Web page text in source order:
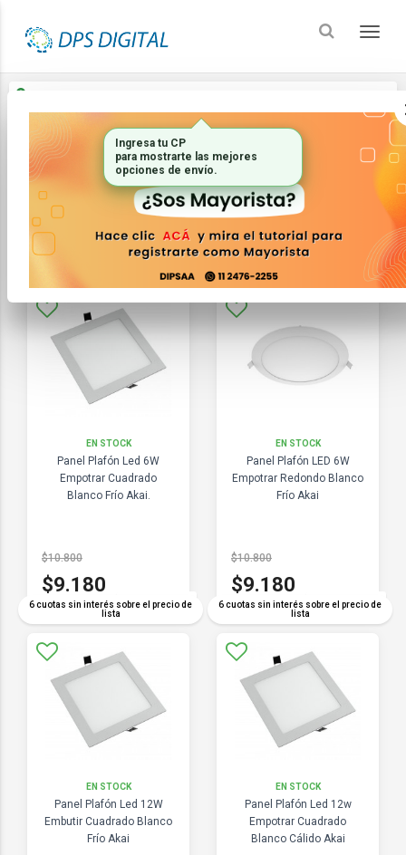
Inicio Iluminacion Paneles
ORDENAR
EN STOCK
Panel Plafón Led 6W
Empotrar Cuadrado
Blanco Frío Akai.
6 cuotas sin interés sobre el precio de
lista
$10.800
$9.180
COMPARAR
EN STOCK
Panel Plafón LED 6W
Empotrar Redondo Blanco
Frío Akai
6 cuotas sin interés sobre el precio de
lista
$10.800
$9.180
COMPARAR
EN STOCK
Panel Plafón Led 12W
Embutir Cuadrado Blanco
Frío Akai
EN STOCK
Panel Plafón Led 12w
Empotrar Cuadrado
Blanco Cálido Akai
Ingresa tu CP
para mostrarte las mejores
opciones de envío.